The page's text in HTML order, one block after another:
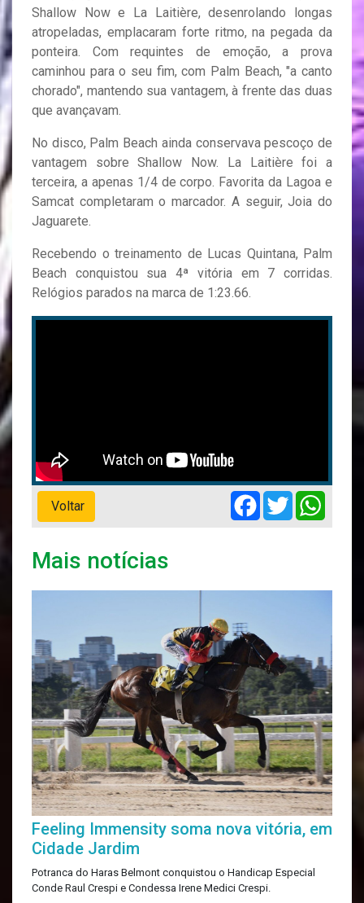
Shallow Now e La Laitière, desenrolando longas
atropeladas, emplacaram forte ritmo, na pegada da
ponteira. Com requintes de emoção, a prova
caminhou para o seu fim, com Palm Beach, "a canto
chorado", mantendo sua vantagem, à frente das duas
que avançavam.
No disco, Palm Beach ainda conservava pescoço de
vantagem sobre Shallow Now. La Laitière foi a
terceira, a apenas 1/4 de corpo. Favorita da Lagoa e
Samcat completaram o marcador. A seguir, Joia do
Jaguarete.
Recebendo o treinamento de Lucas Quintana, Palm
Beach conquistou sua 4ª vitória em 7 corridas.
Relógios parados na marca de 1:23.66.
Voltar
Facebook
Twitter
Mais notícias
Feeling Immensity soma nova vitória, em
Cidade Jardim
Potranca do Haras Belmont conquistou o Handicap Especial
Conde Raul Crespi e Condessa Irene Medici Crespi.